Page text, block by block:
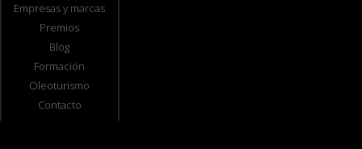
Empresas y marcas
Premios
Blog
Formación
Oleoturismo
Contacto